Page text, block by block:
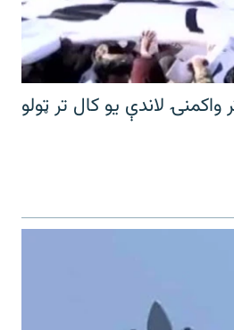
واکمنۍ لاندې یو کال تر ټولو